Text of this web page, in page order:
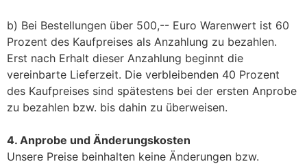
b) Bei Bestellungen über 500,-- Euro Warenwert ist 60
Prozent des Kaufpreises als Anzahlung zu bezahlen.
Erst nach Erhalt dieser Anzahlung beginnt die
vereinbarte Lieferzeit. Die verbleibenden 40 Prozent
des Kaufpreises sind spätestens bei der ersten Anprobe
zu bezahlen bzw. bis dahin zu überweisen.
4. Anprobe und Änderungskosten
Unsere Preise beinhalten keine Änderungen bzw.